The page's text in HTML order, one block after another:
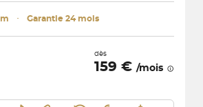
･ Garantie 24 mois
dès
159 € /mois